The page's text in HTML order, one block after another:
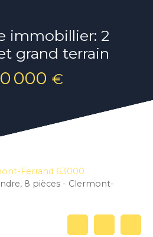
immobillier: 2
grand terrain
000 €
Ferrand 63000
8 pièces - Clermont-